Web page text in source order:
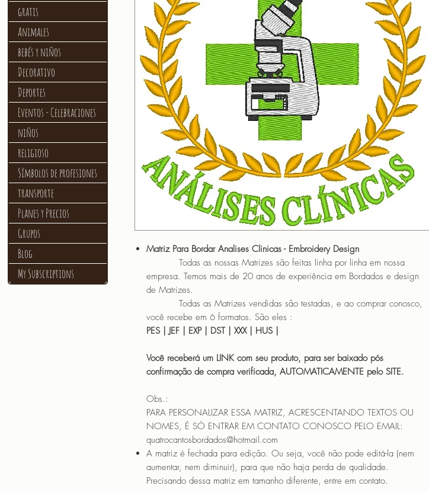
Matriz Para Bordar Analises Clinicas - Embroidery Design
Todas as nossas Matrizes são feitas linha por linha em nossa
empresa. Temos mais de 20 anos de experiência em Bordados e design
de Matrizes.
Todas as Matrizes vendidas são testadas, e ao comprar conosco,
você recebe em 6 formatos. São eles :
PES | JEF | EXP | DST | XXX | HUS |
Você receberá um LINK com seu produto, para ser baixado pós
confirmação de compra verificada, AUTOMATICAMENTE pelo SITE.
Obs.:
PARA PERSONALIZAR ESSA MATRIZ, ACRESCENTANDO TEXTOS OU
NOMES, É SÓ ENTRAR EM CONTATO CONOSCO PELO EMAIL:
quatrocantosbordados@hotmail.com
A matriz é fechada para edição. Ou seja, você não pode editá-la (nem
aumentar, nem diminuir), para que não haja perda de qualidade.
Precisando dessa matriz em tamanho diferente, entre em contato.
gratis
Animales
bebés y niños
Decorativo
Deportes
Eventos - Celebraciones
niños
religioso
Símbolos de profesiones
transporte
Planes y Precios
Grupos
Blog
My Subscriptions